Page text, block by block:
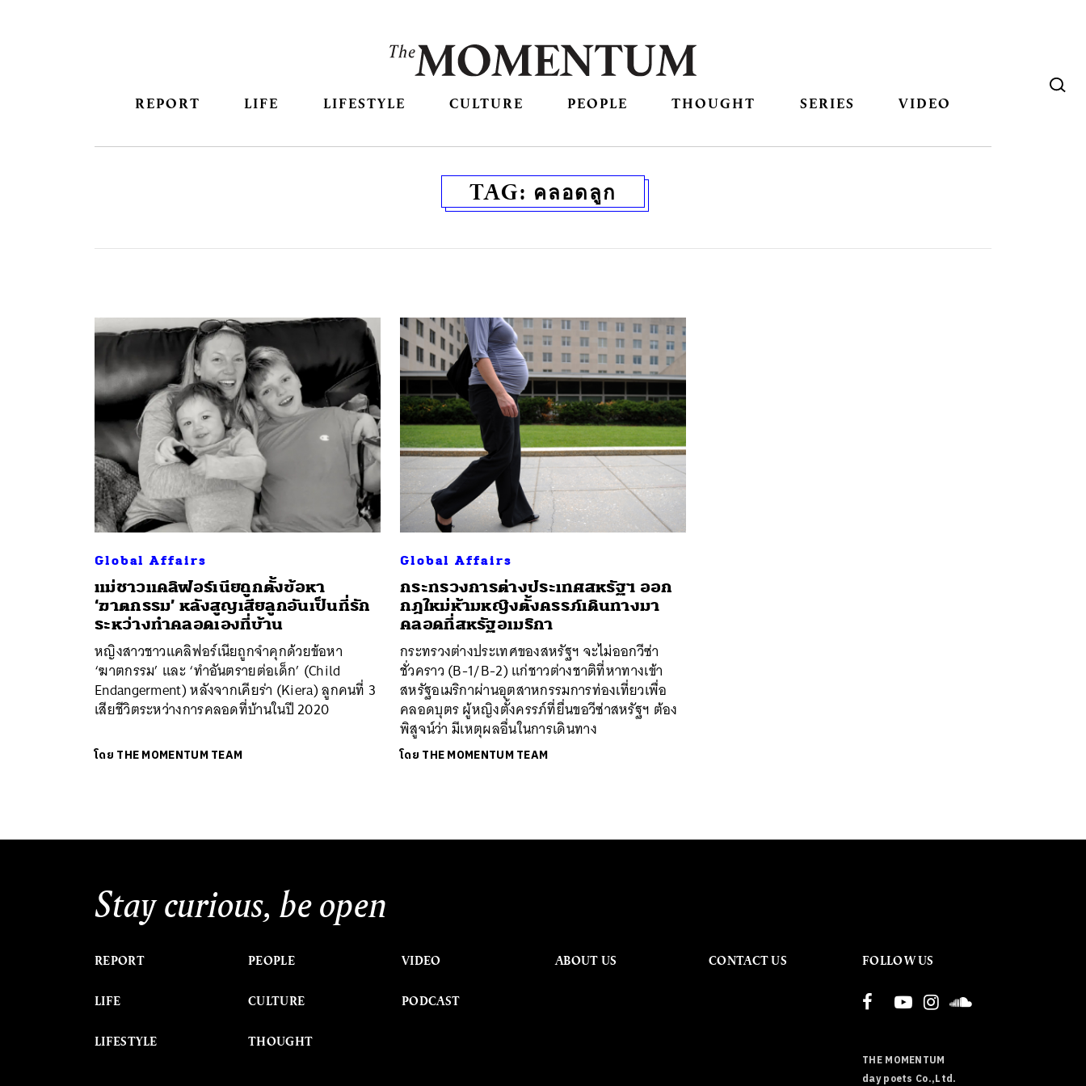
REPORT LIFE LIFESTYLE CULTURE PEOPLE THOUGHT SERIES VIDEO
TAG: คลอดลูก
Global Affairs
แม่ชาวแคลิฟอร์เนียถูกตั้งข้อหา
‘ฆาตกรรม’ หลังสูญเสียลูกอันเป็นที่รัก
ระหว่างทำคลอดเองที่บ้าน
หญิงสาวชาวแคลิฟอร์เนียถูกจำคุกด้วยข้อหา
‘ฆาตกรรม’ และ ‘ทำอันตรายต่อเด็ก’ (Child
Endangerment) หลังจากเคียร่า (Kiera) ลูกคนที่ 3
เสียชีวิตระหว่างการคลอดที่บ้านในปี 2020
โดย THE MOMENTUM TEAM
Global Affairs
กระทรวงการต่างประเทศสหรัฐฯ ออก
กฎใหม่ห้ามหญิงตั้งครรภ์เดินทางมา
คลอดที่สหรัฐอเมริกา
กระทรวงต่างประเทศของสหรัฐฯ จะไม่ออกวีซ่า
ชั่วคราว (B-1/B-2) แก่ชาวต่างชาติที่หาทางเข้า
สหรัฐอเมริกาผ่านอุตสาหกรรมการท่องเที่ยวเพื่อ
คลอดบุตร ผู้หญิงตั้งครรภ์ที่ยื่นขอวีซ่าสหรัฐฯ ต้อง
พิสูจน์ว่า มีเหตุผลอื่นในการเดินทาง
โดย THE MOMENTUM TEAM
Stay curious, be open
REPORT
LIFE
LIFESTYLE
PEOPLE
CULTURE
THOUGHT
VIDEO
PODCAST
ABOUT US CONTACT US FOLLOW US
THE MOMENTUM
day poets Co.,Ltd.
SHARE TWEET LINE EMAIL